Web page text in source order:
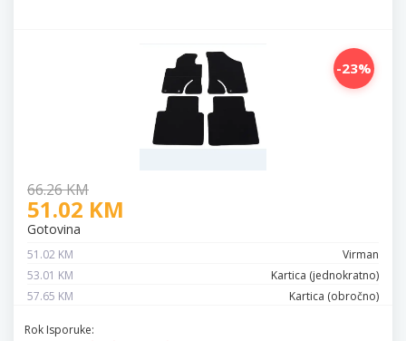
-23%
66.26 KM
51.02 KM
Gotovina
51.02 KM
Virman
53.01 KM
Kartica (jednokratno)
57.65 KM
Kartica (obročno)
Rok Isporuke: